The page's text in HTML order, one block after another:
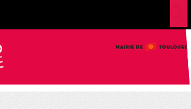
sur les cookies